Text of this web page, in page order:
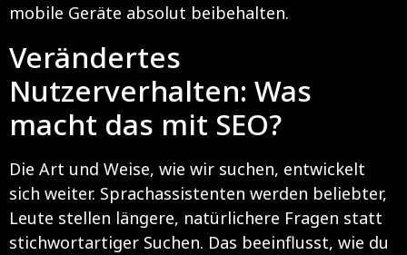
mobile Geräte absolut beibehalten.
Verändertes
Nutzerverhalten: Was
macht das mit SEO?
Die Art und Weise, wie wir suchen, entwickelt
sich weiter. Sprachassistenten werden beliebter,
Leute stellen längere, natürlichere Fragen statt
stichwortartiger Suchen. Das beeinflusst, wie du